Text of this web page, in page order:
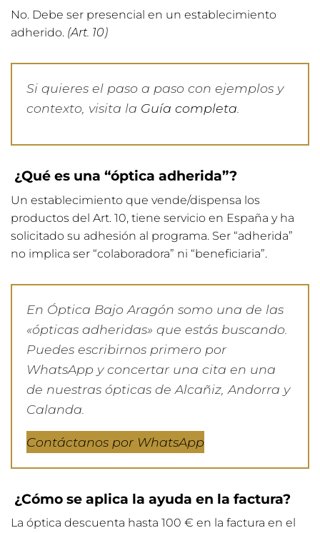
No. Debe ser presencial en un establecimiento
adherido. (Art. 10)
Si quieres el paso a paso con ejemplos y
contexto, visita la Guía completa
¿Qué es una “óptica adherida”?
Un establecimiento que vende/dispensa los
productos del Art. 10, tiene servicio en España y ha
solicitado su adhesión al programa. Ser “adherida”
no implica ser “colaboradora” ni “beneficiaria”.
En Óptica Bajo Aragón somo una de las
«ópticas adheridas» que estás buscando.
Puedes escribirnos primero por
WhatsApp y concertar una cita en una
de nuestras ópticas de Alcañiz, Andorra y
Calanda.
Contáctanos por WhatsApp
¿Cómo se aplica la ayuda en la factura?
La óptica descuenta hasta 100 € en la factura en el